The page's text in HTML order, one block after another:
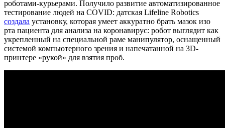
роботами-курьерами. Получило развитие автоматизированное
тестирование людей на COVID: датская Lifeline Robotics
создала установку, которая умеет аккуратно брать мазок изо
рта пациента для анализа на коронавирус: робот выглядит как
укрепленный на специальной раме манипулятор, оснащенный
системой компьютерного зрения и напечатанной на 3D-
принтере «рукой» для взятия проб.